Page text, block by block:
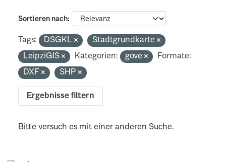
Sortieren nach
Tags: DSGKL
Stadtgrundkarte
LeipziGIS
Kategorien: gove
Formate:
DXF
SHP
Ergebnisse filtern
Bitte versuch es mit einer anderen Suche.